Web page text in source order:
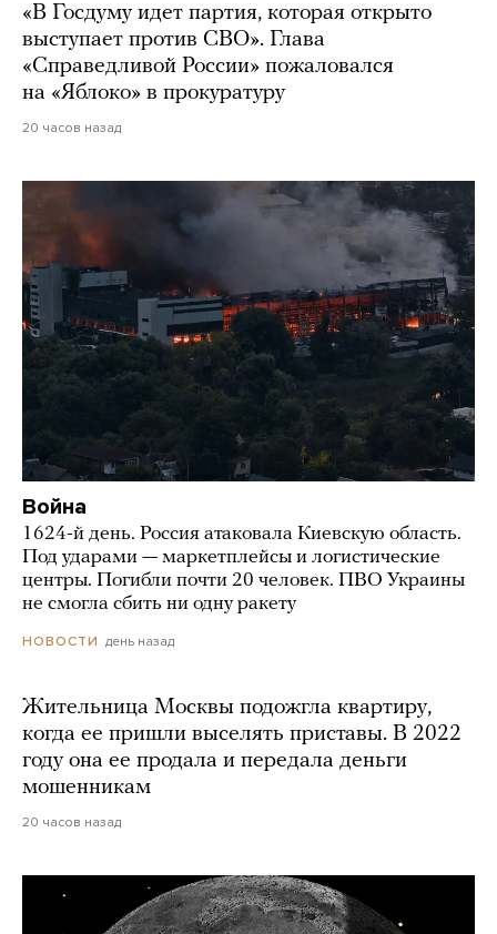
«В Госдуму идет партия, которая открыто
выступает против СВО». Глава
«Справедливой России» пожаловался
на «Яблоко» в прокуратуру
20 часов назад
Война
1624-й день. Россия атаковала Киевскую область.
Под ударами — маркетплейсы и логистические
центры. Погибли почти 20 человек. ПВО Украины
не смогла сбить ни одну ракету
НОВОСТИ день назад
Жительница Москвы подожгла квартиру,
когда ее пришли выселять приставы. В 2022
году она ее продала и передала деньги
мошенникам
20 часов назад